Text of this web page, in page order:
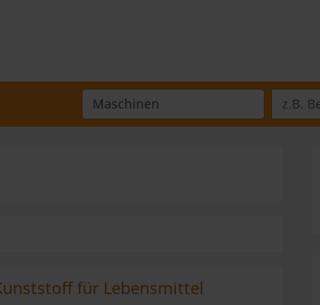
Was suchen Sie?
Wo suchen Sie?
für Lebensmittel